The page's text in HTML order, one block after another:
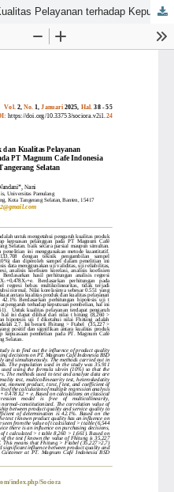
Pengaruh Kualitas Produk dan Kualitas Pelayanan terhadap Kepuasan Pelanggan pada PT Magnum Cafe Indonesia Cabang BSD, Kota Tangerang Selatan